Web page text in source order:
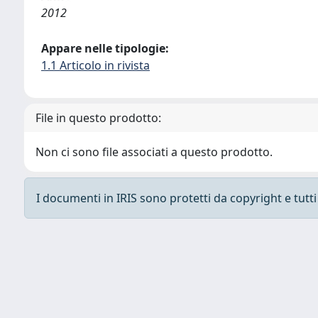
2012
Appare nelle tipologie:
1.1 Articolo in rivista
File in questo prodotto:
Non ci sono file associati a questo prodotto.
I documenti in IRIS sono protetti da copyright e